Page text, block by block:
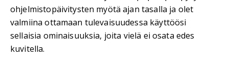
ohjelmistopäivitysten myötä ajan tasalla ja olet
valmiina ottamaan tulevaisuudessa käyttöösi
sellaisia ominaisuuksia, joita vielä ei osata edes
kuvitella.